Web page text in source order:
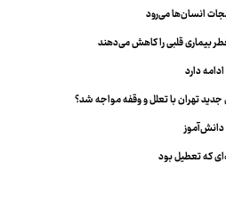
انسان‌ها می‌رود
بیماری قلبی را کاهش می‌دهند
دارد
تهران با تعلل و وقفه مواجه شد؟
دانش‌آموز
که تعطیل بود